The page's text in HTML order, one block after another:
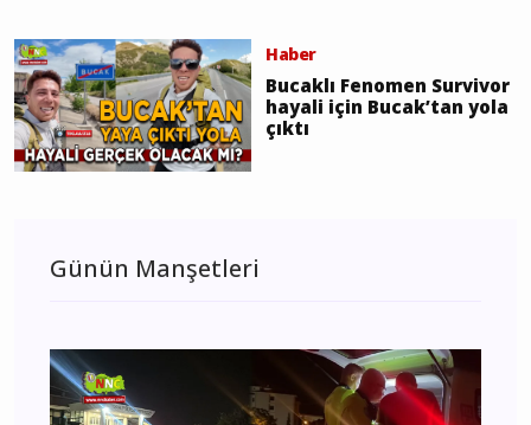
Haber
Bucaklı Fenomen Survivor
hayali için Bucak’tan yola
çıktı
Günün Manşetleri